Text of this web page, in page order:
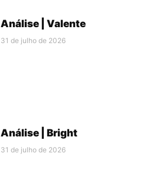
Análise | Valente
31 de julho de 2026
Análise | Bright
31 de julho de 2026